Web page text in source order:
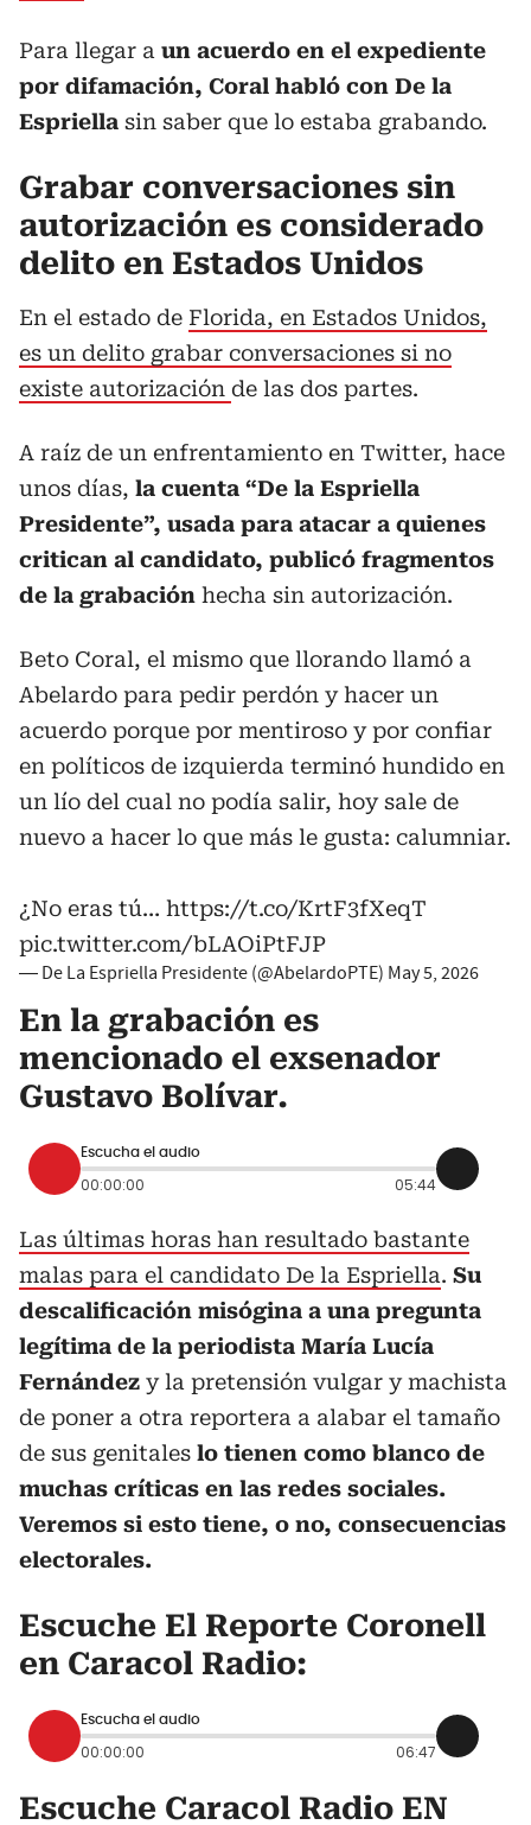
Para llegar a un acuerdo en el expediente
por difamación, Coral habló con De la
Espriella sin saber que lo estaba grabando.
Grabar conversaciones sin
autorización es considerado
delito en Estados Unidos
En el estado de Florida, en Estados Unidos,
es un delito grabar conversaciones si no
existe autorización de las dos partes.
A raíz de un enfrentamiento en Twitter, hace
unos días, la cuenta “De la Espriella
Presidente”, usada para atacar a quienes
critican al candidato, publicó fragmentos
de la grabación hecha sin autorización.
Beto Coral, el mismo que llorando llamó a
Abelardo para pedir perdón y hacer un
acuerdo porque por mentiroso y por confiar
en políticos de izquierda terminó hundido en
un lío del cual no podía salir, hoy sale de
nuevo a hacer lo que más le gusta: calumniar.
¿No eras tú… https://t.co/KrtF3fXeqT
pic.twitter.com/bLAOiPtFJP
— De La Espriella Presidente (@AbelardoPTE) May 5, 2026
En la grabación es
mencionado el exsenador
Gustavo Bolívar.
Escucha el audio
00:00:00 05:44
Las últimas horas han resultado bastante
malas para el candidato De la Espriella. Su
descalificación misógina a una pregunta
legítima de la periodista María Lucía
Fernández y la pretensión vulgar y machista
de poner a otra reportera a alabar el tamaño
de sus genitales lo tienen como blanco de
muchas críticas en las redes sociales.
Veremos si esto tiene, o no, consecuencias
electorales.
Escuche El Reporte Coronell
en Caracol Radio:
Escucha el audio
00:00:00 06:47
Escuche Caracol Radio EN